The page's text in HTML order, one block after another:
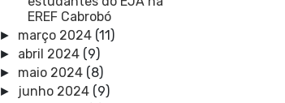
EREF Cabrobó
► março 2024 (11)
► abril 2024 (9)
► maio 2024 (8)
► junho 2024 (9)